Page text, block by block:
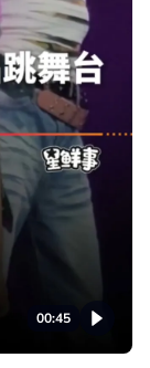
00:45